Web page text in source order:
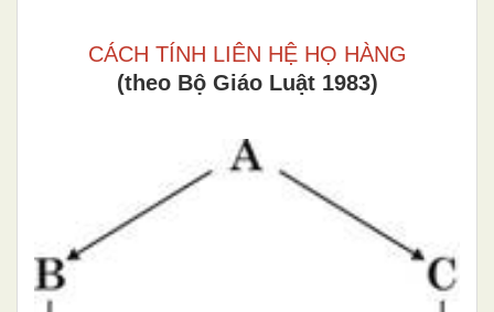
CÁCH TÍNH LIÊN HỆ HỌ HÀNG
(theo Bộ Giáo Luật 1983)